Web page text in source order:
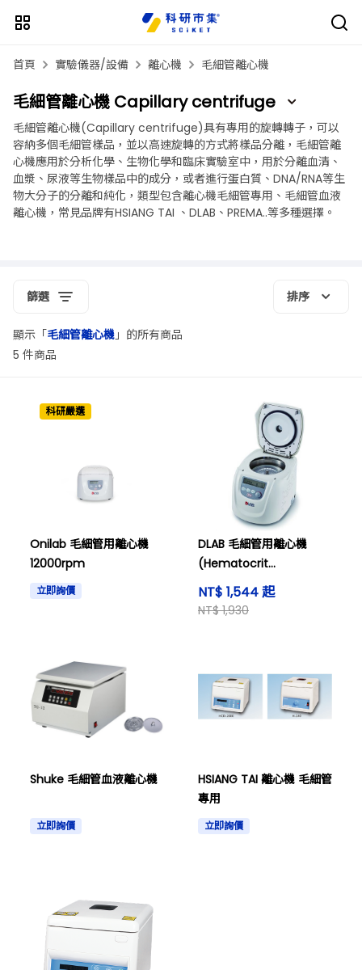
首頁 實驗儀器/設備 離心機 毛細管離心機
毛細管離心機 Capillary centrifuge
毛細管離心機(Capillary centrifuge)具有專用的旋轉轉子，可以
容納多個毛細管樣品，並以高速旋轉的方式將樣品分離，毛細管離
心機應用於分析化學、生物化學和臨床實驗室中，用於分離血清、
血漿、尿液等生物樣品中的成分，或者進行蛋白質、DNA/RNA等生
物大分子的分離和純化，類型包含離心機毛細管專用、毛細管血液
離心機，常見品牌有HSIANG TAI 、DLAB、PREMA..等多種選擇。
篩選 排序
顯示「毛細管離心機」的所有商品
5 件商品
科研嚴選
Onilab 毛細管用離心機
12000rpm
立即詢價
DLAB 毛細管用離心機
(Hematocrit
Centrifuge)
NT$ 1,544 起
NT$ 1,930
Shuke 毛細管血液離心機
立即詢價
HSIANG TAI 離心機 毛細管
專用
立即詢價